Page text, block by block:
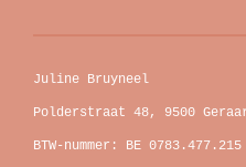
Juline Bruyneel
Polderstraat 48, 9500
BTW-nummer: BE 0783.477.215